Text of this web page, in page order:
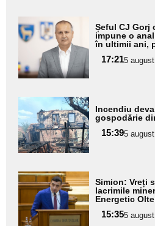
Adaugă
aici textul
pentru
subtitlu
Șeful CJ Gorj
impune o
în ultimii ani,
17:215
Adaugă
aici textul
pentru
subtitlu
Incendiu
gospodărie
15:395
Adaugă
aici textul
pentru
subtitlu
Simion: Vreți
lacrimile
Energetic
15:355